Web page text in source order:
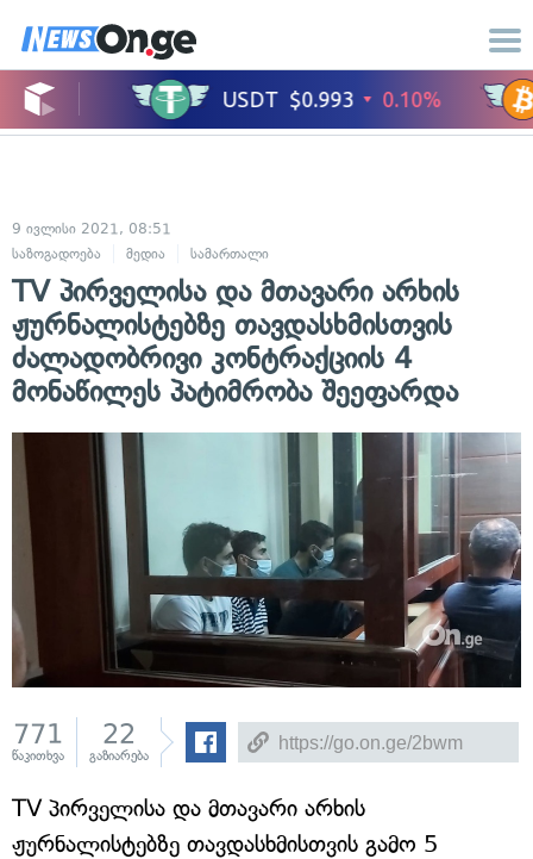
9 ივლისი 2021, 08:51
საზოგადოება
მედია სამართალი
TV პირველისა და მთავარი არხის
ჟურნალისტებზე თავდასხმისთვის
ძალადობრივი კონტრაქციის 4
მონაწილეს პატიმრობა შეეფარდა
771
წაკითხვა
22
გაზიარება
TV პირველისა და მთავარი არხის
ჟურნალისტებზე თავდასხმისთვის გამო 5